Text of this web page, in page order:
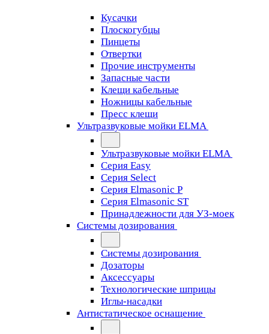
Кусачки
Плоскогубцы
Пинцеты
Отвертки
Прочие инструменты
Запасные части
Клещи кабельные
Ножницы кабельные
Пресс клещи
Ультразвуковые мойки ELMA
Ультразвуковые мойки ELMA
Серия Easy
Серия Select
Серия Elmasonic P
Серия Elmasonic ST
Принадлежности для УЗ-моек
Системы дозирования
Системы дозирования
Дозаторы
Аксессуары
Технологические шприцы
Иглы-насадки
Антистатическое оснащение